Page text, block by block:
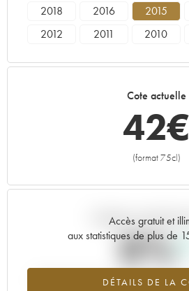
2018 2016 2015
2012
2011 2010
Cote actuelle
42€
(format 75cl)
Accès gratuit et
aux statistiques de plus de
DÉTAILS DE LA
Tendance actuelle de
0%
Tendance à la hausse du millésime